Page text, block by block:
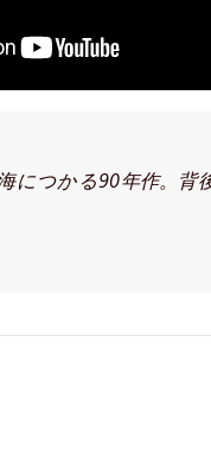
につかる90年作。背